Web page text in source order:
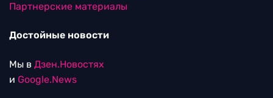
Партнерские материалы
Достойные новости
Мы в Дзен.Новостях
и Google.News